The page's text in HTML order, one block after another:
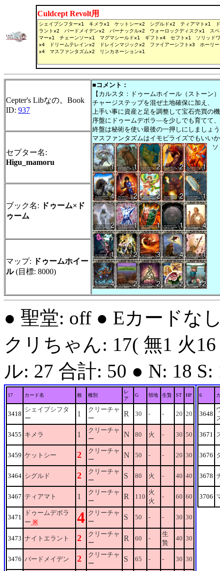
Culdcept Revolt用
Cepter's Libなの。Book
ID: 937
■コメント：
【カルスタ：ドゥームホイール（ストーン
チャージステップを混ぜ土地確保に加え、
上手い事に資産と足を調整して宝石売買の
序盤にドゥームデボラ―を少しでも育てて
終盤は秘術を使い最後の一押しにしましょ
マスファンタズムはイモビライズでもいい
セプター名:
Higu_mamoru
ブック名:
ドゥーム×ド
ゥーム
マップ:
ドゥームホイー
ル(目標: 8000)
● 聖堂: off ● Eカードな
クリちゃん: 17( 無1 火
ル: 27 合計: 50 ● N: 18 S:
17 カード名 枚 種別
レ
ア
G 領地 生贄 ST HP
3418
シェイプシフタ
ー
1
クリーチャ
ー
R 30 - - 20 20
3455 キメラ 1
クリーチャ
ー
N 80 火 - 30 50
3459 ケットシー 2
クリーチャ
ー
N 50 - - 20 30
3464 シグルド 2
クリーチャ
ー
S 80 火 - 40 40
3467 ティアマト 1
クリーチャ
ー
R 110
火
火
- 60 60
3471
ドゥームデボラ
ー ※ 4 クリーチャ
ー
S 50 - - 30 30
3473 ナイトエラント 2
クリーチャ
ー
R 60 -
生
贄
40 30
3476 バードメイデン 2
クリーチャ
ー
S 65 - - 30 30
6
3648
3671
3676
3678
3706